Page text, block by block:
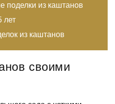
поделки из каштанов
лет
из каштанов
своими